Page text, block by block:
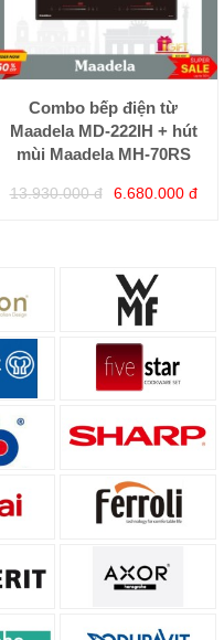
Combo bếp điện từ
Maadela MD-222IH + hút
mùi Maadela MH-70RS
13.930.000 đ 6.680.000 đ